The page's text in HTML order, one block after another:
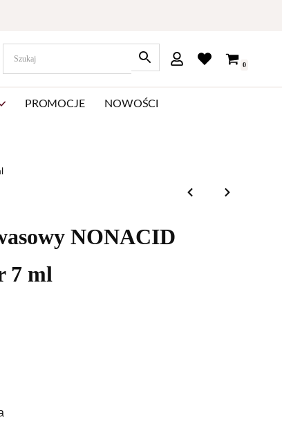
0
PROMOCJE NOWOŚCI
NONACID
7 ml